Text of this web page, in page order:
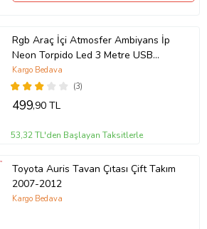
Rgb Araç İçi Atmosfer Ambiyans İp
Neon Torpido Led 3 Metre USB
Girişli
(3)
Kargo Bedava
499,90 TL
53,32 TL'den Başlayan Taksitlerle
Toyota Auris Tavan Çıtası Çift Takım
2007-2012
Kargo Bedava